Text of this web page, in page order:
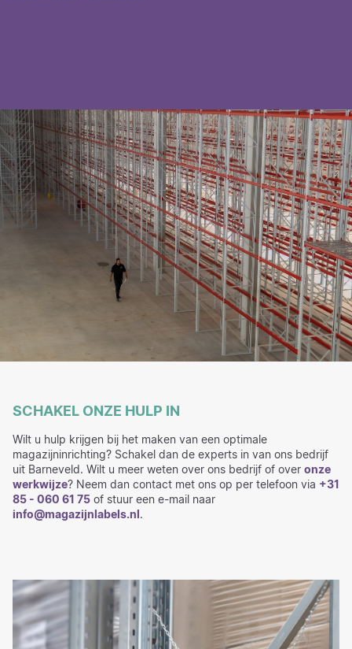
SCHAKEL ONZE HULP IN
Wilt u hulp krijgen bij het maken van een optimale
magazijninrichting? Schakel dan de experts in van ons bedrijf
uit Barneveld. Wilt u meer weten over ons bedrijf of over onze
werkwijze? Neem dan contact met ons op per telefoon via +31
85 - 060 61 75 of stuur een e-mail naar
info@magazijnlabels.nl.